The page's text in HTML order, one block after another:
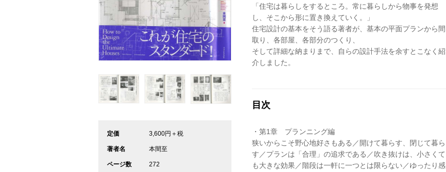
定価 3,600円＋税
著者名 本間至
ページ数 272
「住宅は暮らしをするところ。常に暮らしから物事を発想
し、そこから形に置き換えていく。」
住宅設計の基本をそう語る著者が、基本の平面プランから間
取り、各部屋、各部分のつくり、
そして詳細な納まりまで、自らの設計手法を余すとこなく紹
介しました。
目次
・第1章 プランニング編
狭いからこそ野心地好さもある／開けて暮らす、閉じて暮ら
す／プランは「合理」の追求である／吹き抜けは、小さくて
も大きな効果／階段は一軒に一つとは限らない／ゆったり感